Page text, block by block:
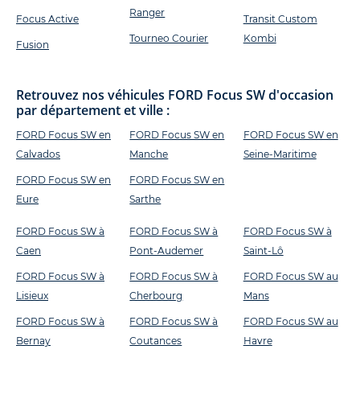
Focus Active
Fusion
Ranger
Tourneo Courier
Transit Custom
Kombi
Retrouvez nos véhicules FORD Focus SW d'occasion
par département et ville :
FORD Focus SW en
Calvados
FORD Focus SW en
Eure
FORD Focus SW en
Manche
FORD Focus SW en
Sarthe
FORD Focus SW en
Seine-Maritime
FORD Focus SW à
Caen
FORD Focus SW à
Lisieux
FORD Focus SW à
Bernay
FORD Focus SW à
Pont-Audemer
FORD Focus SW à
Cherbourg
FORD Focus SW à
Coutances
FORD Focus SW à
Saint-Lô
FORD Focus SW au
Mans
FORD Focus SW au
Havre